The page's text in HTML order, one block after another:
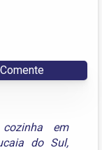
Comente
cozinha em
do Sul,